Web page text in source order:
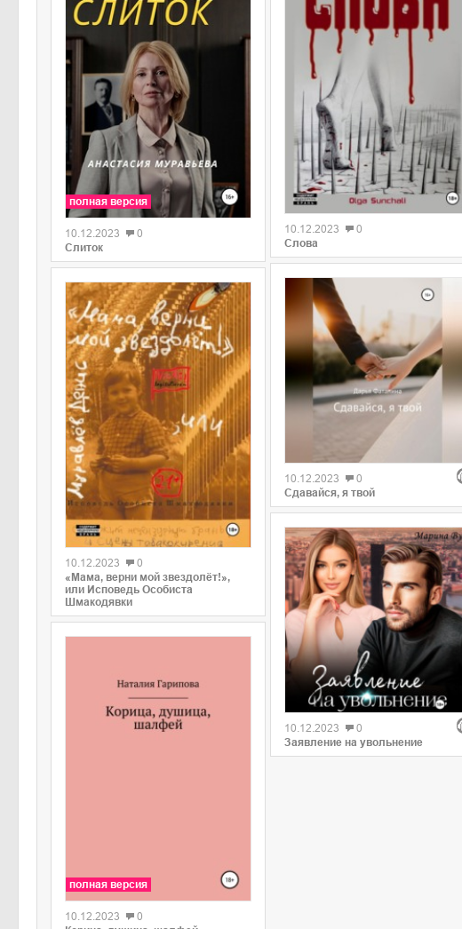
полная версия
10.12.2023
0
Слиток
10.12.2023
0
«Мама, верни мой звездолёт!»,
или Исповедь Особиста
Шмакодявки
полная версия
10.12.2023
0
10.12.2023
0
Слова
10.12.2023
0
Сдавайся, я твой
10.12.2023
0
Заявление на увольнение